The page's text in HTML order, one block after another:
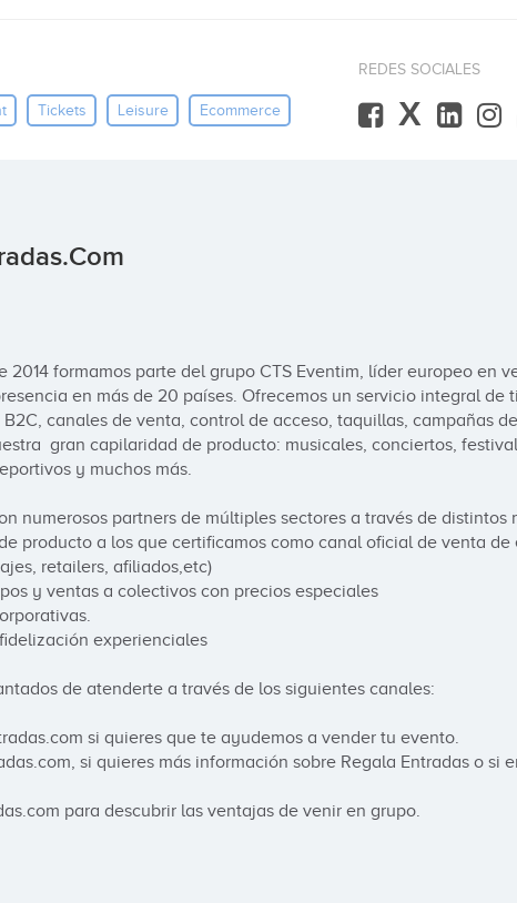
Tickets Leisure Ecommerce
REDES SOCIALES
X
2014 formamos parte del grupo CTS Eventim, líder europeo en
en más de 20 países. Ofrecemos un servicio integral de
canales de venta, control de acceso, taquillas, campañas
gran capilaridad de producto: musicales, conciertos,
y muchos más.
numerosos partners de múltiples sectores a través de distintos
producto a los que certificamos como canal oficial de venta de
retailers, afiliados,etc)
y ventas a colectivos con precios especiales
experienciales
de atenderte a través de los siguientes canales:
si quieres que te ayudemos a vender tu evento.
si quieres más información sobre Regala Entradas o si
para descubrir las ventajas de venir en grupo.